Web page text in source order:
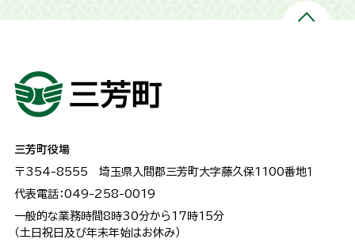
三芳町役場
〒354-8555 埼玉県入間郡三芳町大字藤久保1100番地１
代表電話：049-258-0019
一般的な業務時間8時30分から17時15分
（土日祝日及び年末年始はお休み）